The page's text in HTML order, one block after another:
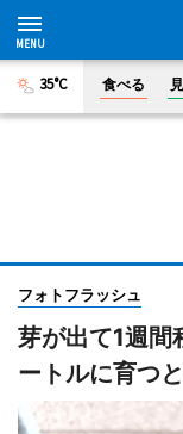
35°C 食べる
フォトフラッシュ
芽が出て1週間
ートルに育つ